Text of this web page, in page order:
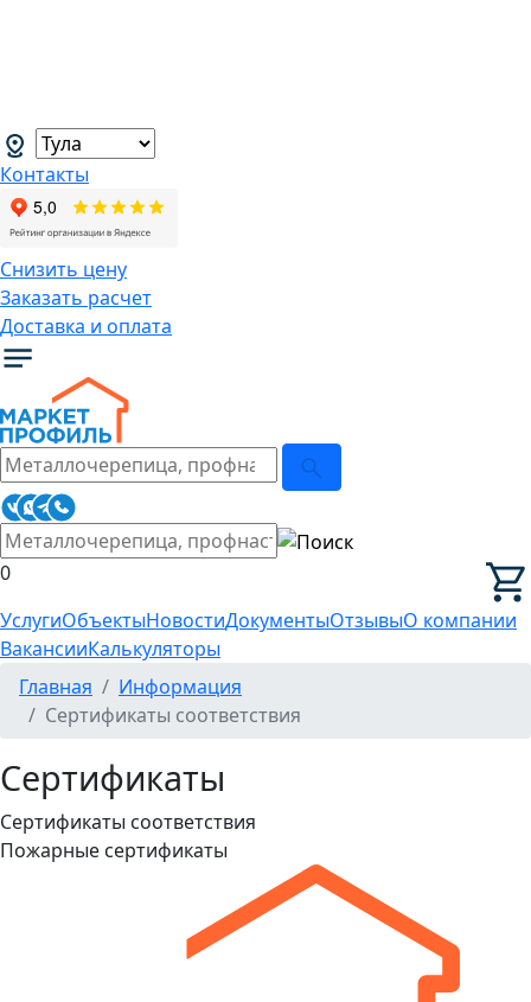
Контакты
Снизить цену
Заказать расчет
Доставка и оплата
0
УслугиОбъектыНовостиДокументыОтзывыО компании
ВакансииКалькуляторы
Главная
Информация
Сертификаты соответствия
Сертификаты
Сертификаты соответствия
Пожарные сертификаты